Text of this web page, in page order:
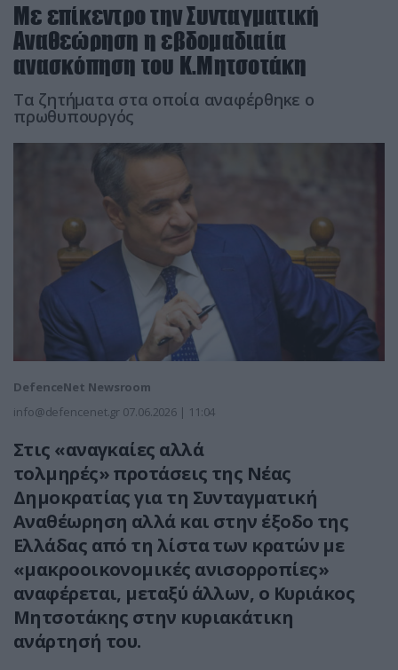
Με επίκεντρο την Συνταγματική
Αναθεώρηση η εβδομαδιαία
ανασκόπηση του Κ.Μητσοτάκη
Τα ζητήματα στα οποία αναφέρθηκε ο
πρωθυπουργός
DefenceNet Newsroom
info@defencenet.gr 07.06.2026 | 11:04
Στις «αναγκαίες αλλά
τολμηρές» προτάσεις της Νέας
Δημοκρατίας για τη Συνταγματική
Αναθέωρηση αλλά και στην έξοδο της
Ελλάδας από τη λίστα των κρατών με
«μακροοικονομικές ανισορροπίες»
αναφέρεται, μεταξύ άλλων, ο Κυριάκος
Μητσοτάκης στην κυριακάτικη
ανάρτησή του.